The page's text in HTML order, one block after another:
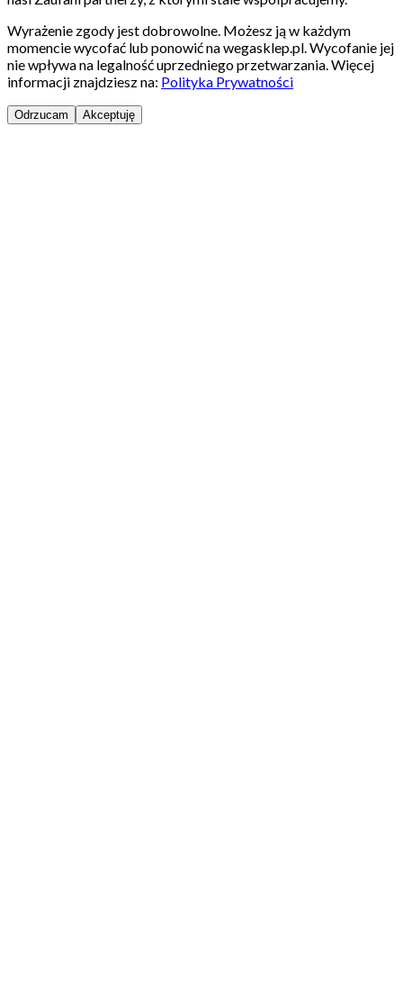
Wyrażenie zgody jest dobrowolne. Możesz ją w każdym
momencie wycofać lub ponowić na wegasklep.pl. Wycofanie jej
nie wpływa na legalność uprzedniego przetwarzania. Więcej
informacji znajdziesz na: Polityka Prywatności
Odrzucam Akceptuję